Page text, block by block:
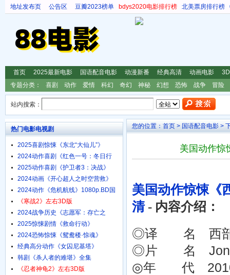
地址发布页 公告区 豆瓣2023榜单 bdys2020电影排行榜 北美票房排行榜
首页 2025最新电影 国语配音电影 动漫新番 经典高清 动画电影
专题分类：
喜剧 动作 爱情 科幻 奇幻 神秘 幻想 恐怖 战争 冒险
站内搜索：
您的位置： 首页 > 国语配音电影 >
美国动作惊
美国动作惊悚《
清- 内容介绍：
◎译 名 西部
◎片 名
◎年 代
热门电影电视剧
2025喜剧惊悚《东北“大仙儿”》
1080p.HD国语中字
2024动作喜剧《红色一号：冬日行
动》4K.HD中英双字
2025动作喜剧《护卫者3：决战》
1080p.HD国语中字
2024动画《开心超人之时空营救》
4K.HD国语中字
2024动作《危机航线》1080p.BD国
语中字
《寒战2》左右3D版
2024战争历史《志愿军：存亡之
战》4K.HD国语中字
2025惊悚剧情《救命行动》
1080p.HD中字
2024恐怖惊悚《鸳鸯楼·惊魂》
4K.HD国语中字
经典高分动作《女囚尼基塔》
1080p.BD中英双字
韩剧《杀人者的难堪》全集
《忍者神龟2》左右3D版